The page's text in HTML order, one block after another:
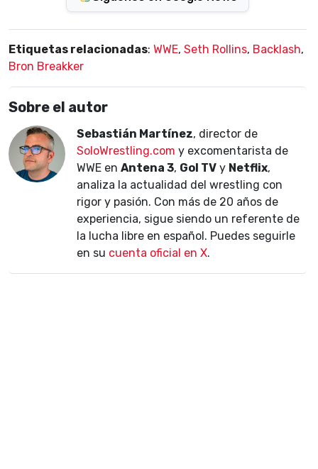
Etiquetas relacionadas: WWE, Seth Rollins, Backlash,
Bron Breakker
Sobre el autor
Sebastián Martínez, director de
SoloWrestling.com y excomentarista de
WWE en Antena 3, Gol TV y Netflix,
analiza la actualidad del wrestling con
rigor y pasión. Con más de 20 años de
experiencia, sigue siendo un referente de
la lucha libre en español. Puedes seguirle
en su cuenta oficial en X.